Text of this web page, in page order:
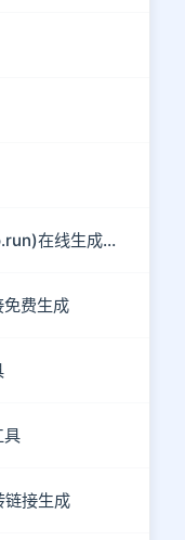
3分钟搞定防红链接！快缩短网址(suo.run)在线生成指南
费生成
具
链接生成